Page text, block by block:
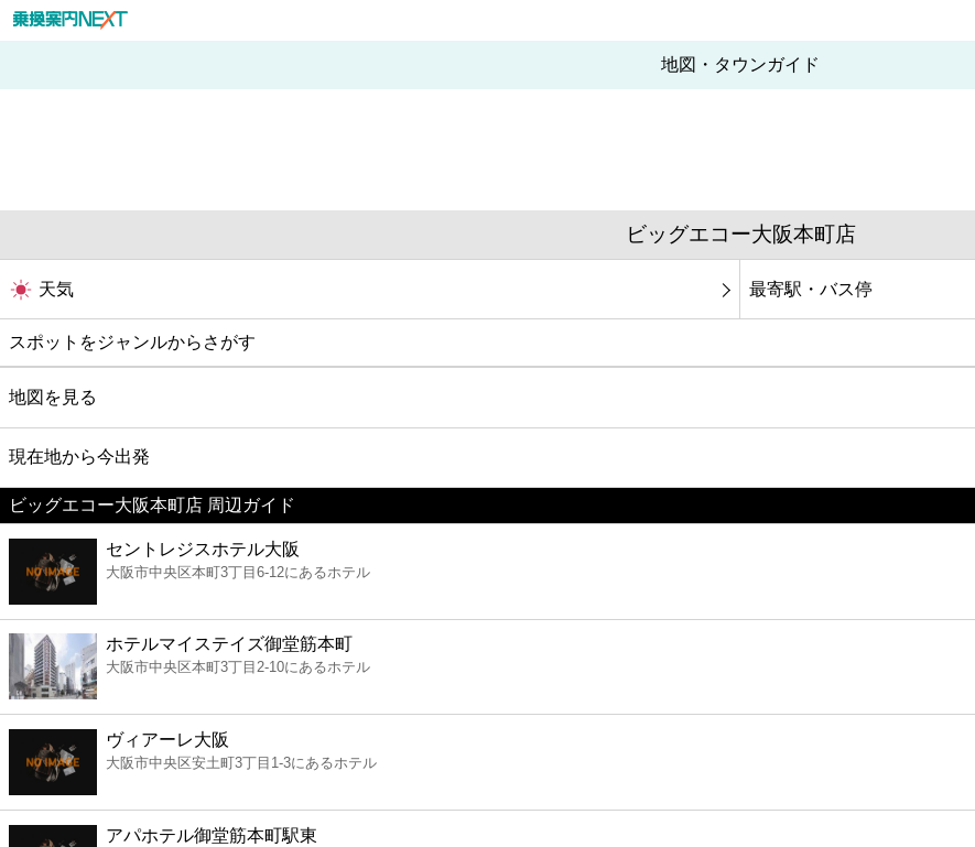
地図・タウンガイド
ビッグエコー大阪本町店
天気 最寄駅・バス停
スポットをジャンルからさがす
グルメ
映画
美容
コンビニ
薬局
スーパー
エンタメ
レジャー
地図を見る
現在地から今出発
ビッグエコー大阪本町店 周辺ガイド
セントレジスホテル大阪
大阪市中央区本町3丁目6-12にあるホテル
ホテルマイステイズ御堂筋本町
大阪市中央区本町3丁目2-10にあるホテル
ヴィアーレ大阪
大阪市中央区安土町3丁目1-3にあるホテル
アパホテル御堂筋本町駅東